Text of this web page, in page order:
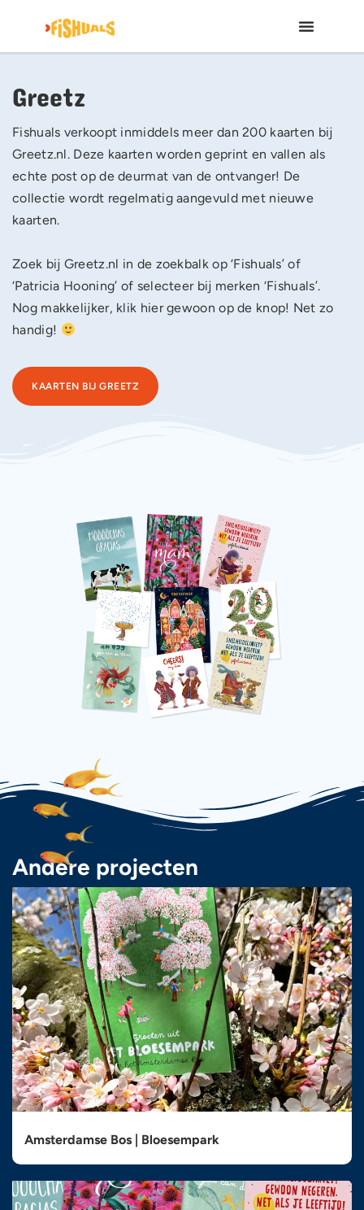
Greetz
Fishuals verkoopt inmiddels meer dan 200 kaarten bij
Greetz.nl. Deze kaarten worden geprint en vallen als
echte post op de deurmat van de ontvanger! De
collectie wordt regelmatig aangevuld met nieuwe
kaarten.
Zoek bij Greetz.nl in de zoekbalk op ‘Fishuals’ of
‘Patricia Hooning’ of selecteer bij merken ‘Fishuals’.
Nog makkelijker, klik hier gewoon op de knop! Net zo
handig!
KAARTEN BIJ GREETZ
Andere projecten
Amsterdamse Bos | Bloesempark